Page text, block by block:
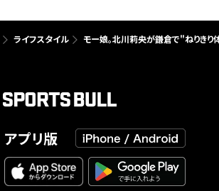
ライフスタイル モー娘。北川莉央が鎌倉で"ねりきり
アプリ版